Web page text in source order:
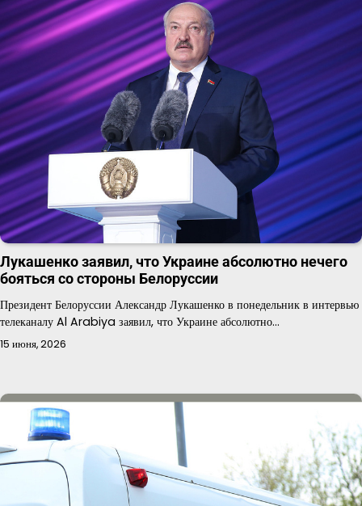
Лукашенко заявил, что Украине абсолютно нечего
бояться со стороны Белоруссии
Президент Белоруссии Александр Лукашенко в понедельник в интервью
телеканалу Al Arabiya заявил, что Украине абсолютно…
15 июня, 2026